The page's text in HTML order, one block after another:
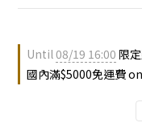
Until08/19 16:00 限
國內滿$5000免運費